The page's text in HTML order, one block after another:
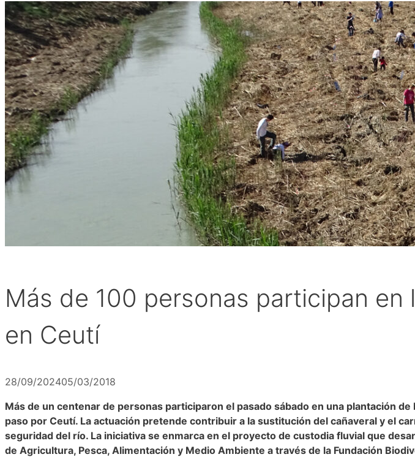
Más de 100 personas participan
en Ceutí
28/09/202405/03/2018
Más de un centenar de personas participaron el pasado sábado en una plantación
paso por Ceutí. La actuación pretende contribuir a la sustitución del cañaveral y el
seguridad del río. La iniciativa se enmarca en el proyecto de custodia fluvial que
de Agricultura, Pesca, Alimentación y Medio Ambiente a través de la Fundación